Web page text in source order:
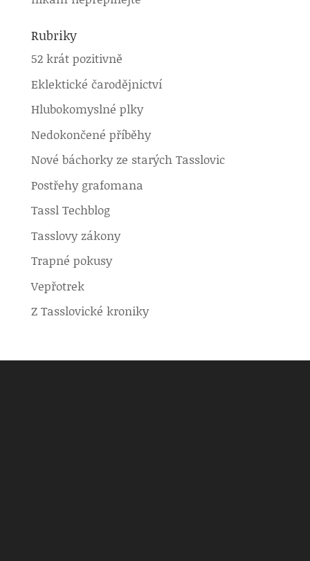
Rubriky
52 krát pozitivně
Eklektické čarodějnictví
Hlubokomyslné plky
Nedokončené příběhy
Nové báchorky ze starých Tasslovic
Postřehy grafomana
Tassl Techblog
Tasslovy zákony
Trapné pokusy
Vepřotrek
Z Tasslovické kroniky